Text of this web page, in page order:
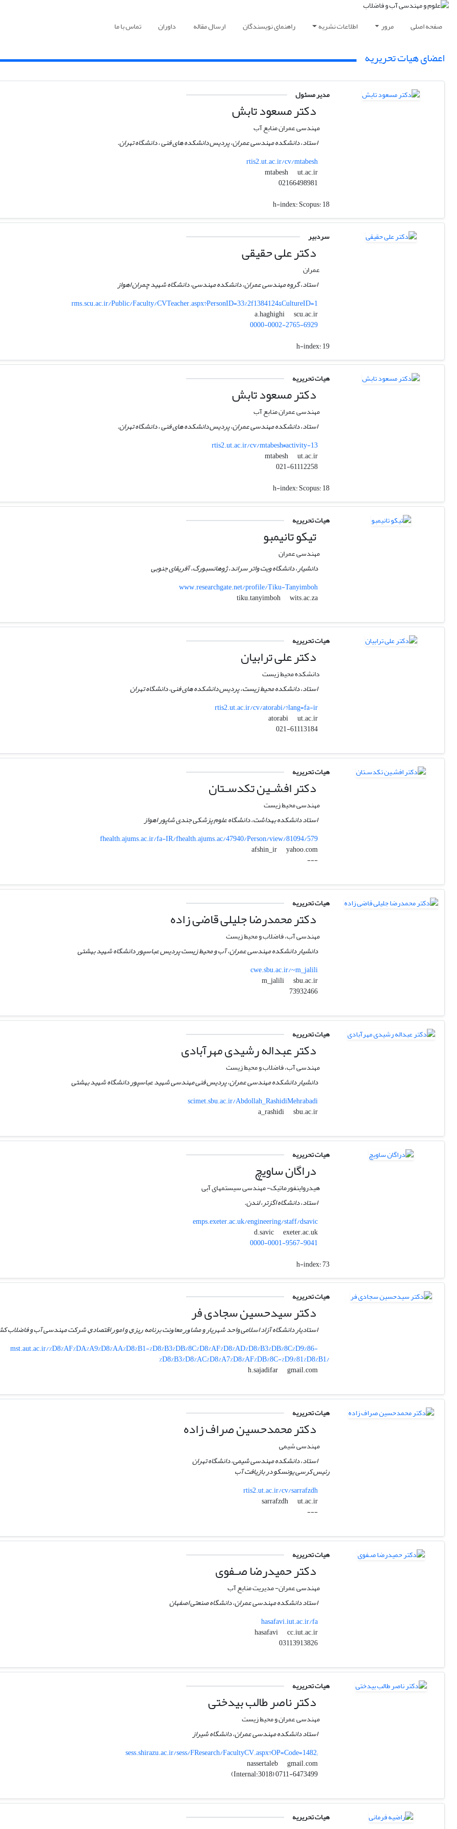
صفحه اصلی مرور اطلاعات نشریه راهنمای نویسندگان ارسال مقاله داوران تماس با ما
اعضای هیات تحریریه
مدیر مسئول
دکتر مسعود تابش
مهندسی عمران منابع آب
استاد، دانشکده مهندسی عمران، پردیس دانشکده های فنی ، دانشگاه تهران.
rtis2.ut.ac.ir/cv/mtabesh
mtabesh
ut.ac.ir
h-index:Scopus: 18
سردبیر
دکتر علی حقیقی
عمران
استاد، گروه مهندسی عمران، دانشکده مهندسی، دانشگاه شهید چمران اهواز
rms.scu.ac.ir/Public/Faculty/CVTeacher.aspx?PersonID=33%2f1384124&CultureID=1
a.haghighi
scu.ac.ir
0000-0002-2765-6929
h-index:19
هیات تحریریه
دکتر مسعود تابش
مهندسی عمران منابع آب
استاد، دانشکده مهندسی عمران، پردیس دانشکده های فنی ، دانشگاه تهران.
rtis2.ut.ac.ir/cv/mtabesh#activity-13
mtabesh
ut.ac.ir
021-61112258
h-index:Scopus: 18
هیات تحریریه
تیکو تانیمبو
مهندسی عمران
دانشیار، دانشگاه ویت واتر سراند، ژوهانسبورگ، آفریقای جنوبی
www.researchgate.net/profile/Tiku-Tanyimboh
tiku.tanyimboh
wits.ac.za
هیات تحریریه
دکتر علی ترابیان
دانشکده محیط زیست
استاد، دانشکده محیط زیست، پردیس دانشکده های فنی، دانشگاه تهران
rtis2.ut.ac.ir/cv/atorabi/?lang=fa-ir
atorabi
ut.ac.ir
021-61113184
هیات تحریریه
دکتر افشـین تکدسـتان
مهندسی محیط زیست
استاد دانشکده بهداشت، دانشگاه علوم پزشکی جندی شاپور اهواز
fhealth.ajums.ac.ir/fa-IR/fhealth.ajums.ac/47940/Person/view/81094/579
afshin_ir
yahoo.com
---
هیات تحریریه
دکتر محمدرضا جلیلی قاضی زاده
مهندسی آب، فاضلاب و محیط زیست
دانشیار دانشکده مهندسی عمران، آب و محیط زیست پردیس عباسپور دانشگاه شهید بهشتی
cwe.sbu.ac.ir/~m_jalili
m_jalili
sbu.ac.ir
73932466
هیات تحریریه
دکتر عبداله رشیدی مهرآبادی
مهندسی آب، فاضلاب و محیط زیست
دانشیار دانشکده مهندسی عمران، پردیس فنی مهندسی شهید عباسپور دانشگاه شهید بهشتی
scimet.sbu.ac.ir/Abdollah_RashidiMehrabadi
a_rashidi
sbu.ac.ir
هیات تحریریه
دراگان ساویچ
هیدرواینفورماتیک- مهندسی سیستمهای آبی
استاد، دانشگاه اگزتر، لندن.
emps.exeter.ac.uk/engineering/staff/dsavic
d.savic
exeter.ac.uk
0000-0001-9567-9041
h-index:73
هیات تحریریه
دکتر سیدحسین سجادی فر
استادیار دانشگاه آزاد اسلامی واحد شهریار و ﻣﺸﺎﻭﺭ ﻣﻌﺎﻭﻧﺖ ﺑﺮﻧﺎﻣﻪ ﺭﻳﺰﻱ و اﻣﻮﺭ اﻗﺘﺼﺎﺩﻱ شرکت مهندسی آب و فاضلاب
mst.aut.ac.ir/%D8%AF%DA%A9%D8%AA%D8%B1-%D8%B3%DB%8C%D8%AF%D8%AD%D8%B3%DB%8C%D9%86-
%D8%B3%D8%AC%D8%A7%D8%AF%DB%8C-%D9%81%D8%B1/
h.sajadifar
gmail.com
هیات تحریریه
دکتر محمدحسین صراف زاده
مهندسی شیمی
استاد، دانشکده مهندسی شیمی، دانشگاه تهران
رئیس کرسی یونسکو در بازیافت آب
rtis2.ut.ac.ir/cv/sarrafzdh
sarrafzdh
ut.ac.ir
---
هیات تحریریه
دکتر حمیدرضا صـفوی
مهندسی عمران- مدیریت منابع آب
استاد دانشکده مهندسی عمران، دانشگاه صنعتی اصفهان
hasafavi.iut.ac.ir/fa
hasafavi
cc.iut.ac.ir
03113913826
هیات تحریریه
دکتر ناصر طالب بیدختی
مهندسی عمران و محیط زیست
استاد دانشکده مهندسی عمران، دانشگاه شیراز
sess.shirazu.ac.ir/sess/FResearch/FacultyCV.aspx?OP=Code=1482;
nassertaleb
gmail.com
0711-6473499 (Internal:3018)
هیات تحریریه